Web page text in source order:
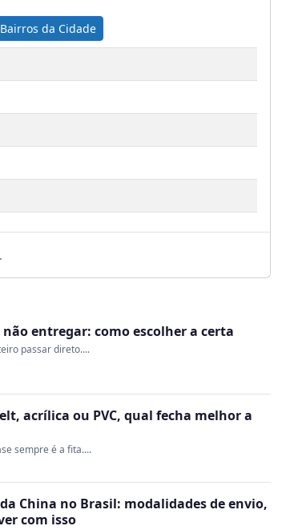
Bairros da Cidade
entregar: como escolher a certa
passar direto....
acrílica ou PVC, qual fecha melhor a
sempre é a fita....
China no Brasil: modalidades de envio,
com isso